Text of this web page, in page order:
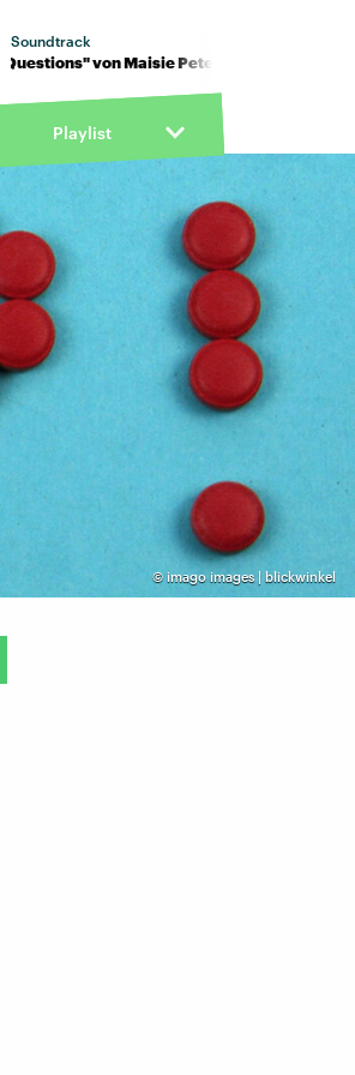
Soundtrack
Playlist
© imago images | blickwinkel